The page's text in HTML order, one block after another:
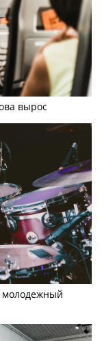
вырос
молодежный